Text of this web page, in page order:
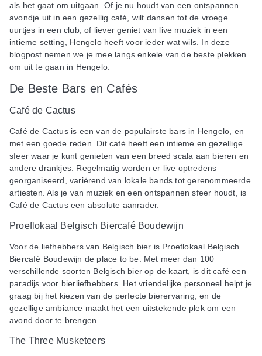
als het gaat om uitgaan. Of je nu houdt van een ontspannen
avondje uit in een gezellig café, wilt dansen tot de vroege
uurtjes in een club, of liever geniet van live muziek in een
intieme setting, Hengelo heeft voor ieder wat wils. In deze
blogpost nemen we je mee langs enkele van de beste plekken
om uit te gaan in Hengelo.
De Beste Bars en Cafés
Café de Cactus
Café de Cactus is een van de populairste bars in Hengelo, en
met een goede reden. Dit café heeft een intieme en gezellige
sfeer waar je kunt genieten van een breed scala aan bieren en
andere drankjes. Regelmatig worden er live optredens
georganiseerd, variërend van lokale bands tot gerenommeerde
artiesten. Als je van muziek en een ontspannen sfeer houdt, is
Café de Cactus een absolute aanrader.
Proeflokaal Belgisch Biercafé Boudewijn
Voor de liefhebbers van Belgisch bier is Proeflokaal Belgisch
Biercafé Boudewijn de place to be. Met meer dan 100
verschillende soorten Belgisch bier op de kaart, is dit café een
paradijs voor bierliefhebbers. Het vriendelijke personeel helpt je
graag bij het kiezen van de perfecte bierervaring, en de
gezellige ambiance maakt het een uitstekende plek om een
avond door te brengen.
The Three Musketeers